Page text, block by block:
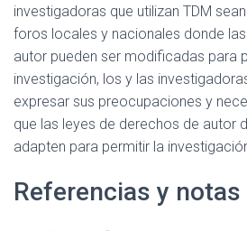
investigadoras que utilizan TDM
foros locales y nacionales donde
autor pueden ser modificadas para
investigación, los y las
expresar sus preocupaciones y
que las leyes de derechos de autor
adapten para permitir la
Referencias y notas